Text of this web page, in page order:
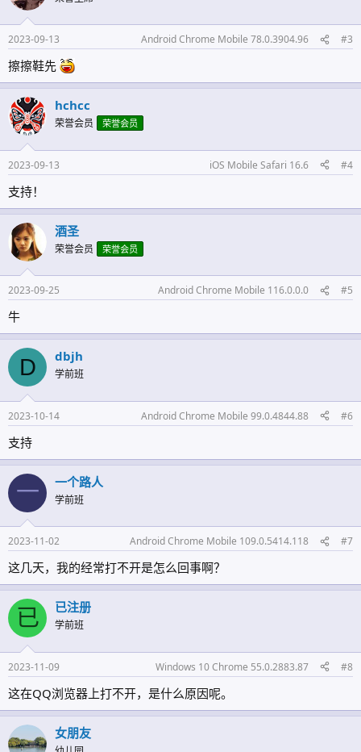
2023-09-13 Android Chrome Mobile 78.0.3904.96 #3
擦擦鞋先
hchcc
荣誉会员 荣誉会员
2023-09-13 iOS Mobile Safari 16.6 #4
支持！
酒圣
荣誉会员 荣誉会员
2023-09-25 Android Chrome Mobile 116.0.0.0 #5
牛
D dbjh
学前班
2023-10-14 Android Chrome Mobile 99.0.4844.88 #6
支持
一 一个路人
学前班
2023-11-02 Android Chrome Mobile 109.0.5414.118 #7
这几天，我的经常打不开是怎么回事啊？
已 已注册
学前班
2023-11-09 Windows 10 Chrome 55.0.2883.87 #8
这在QQ浏览器上打不开，是什么原因呢。
女朋友